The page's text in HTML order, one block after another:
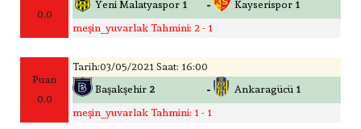
0.0
Yeni Malatyaspor 1 - Kayserispor 1
meşin_yuvarlak Tahmini: 2 - 1
Puan
0.0
Tarih:03/05/2021 Saat: 16:00
Başakşehir 2 - Ankaragücü 1
meşin_yuvarlak Tahmini: 1 - 1